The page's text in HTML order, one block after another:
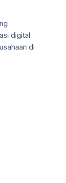
digital
di